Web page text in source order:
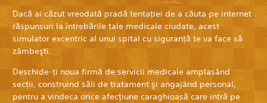
Dacă ai căzut vreodată pradă tentaţiei de a căuta pe internet
răspunsuri la întrebările tale medicale ciudate, acest
simulator excentric al unui spital cu siguranţă te va face să
zâmbeşti.
Deschide-ţi noua firmă de servicii medicale amplasând
secţii, construind săli de tratament şi angajând personal,
pentru a vindeca orice afecţiune caraghioasă care intră pe